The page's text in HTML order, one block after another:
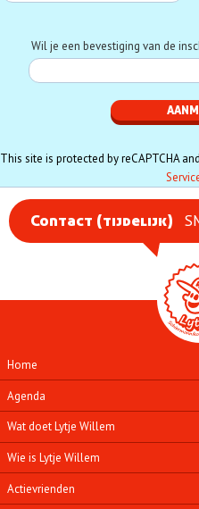
Wil je een bevestiging van de
This site is protected by reCAPTCHA
Contact (tijdelijk)
Home
Agenda
Wat doet Lytje Willem
Wie is Lytje Willem
Actievrienden